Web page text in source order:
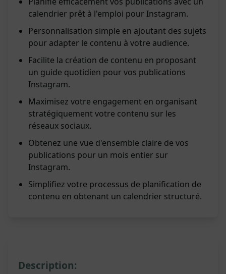
calendrier prêt à l'emploi pour Instagram.
Personnalisation simple en ajoutant des sujets
pour adapter le contenu à votre audience.
Facilite la création de contenu en proposant
un guide quotidien pour vos publications
Instagram.
Maximisez votre engagement en organisant
stratégiquement votre contenu sur les
réseaux sociaux.
Obtenez une vue d'ensemble claire de vos
publications pour un mois entier sur
Instagram.
Simplifiez votre processus de planification de
contenu en obtenant un calendrier structuré.
Description: